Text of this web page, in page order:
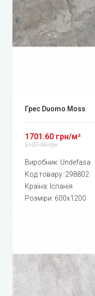
Грес Duomo Moss
1701.60 грн/м²
2127.00 грн
Виробник: Undefasa
Код товару: 298802
Країна: Іспанія
Розміри: 600x1200